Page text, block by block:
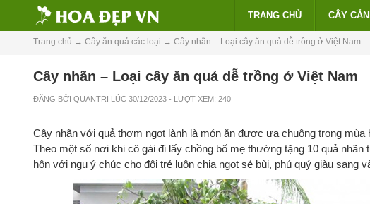
TRANG CHỦ CÂY
Trang chủ → Cây ăn quả các loại → Cây nhãn – Loại cây ăn quả dễ trồng ở Việt Nam
Cây nhãn – Loại cây ăn quả dễ trồng ở Việt Nam
ĐĂNG BỞI QUANTRI LÚC 30/12/2023 - LƯỢT XEM: 240
Cây nhãn với quả thơm ngọt lành là món ăn được ưa chuộng trong mùa
Theo một số nơi khi cô gái đi lấy chồng bố mẹ thường tặng 10 quả nhãn
hôn với ngụ ý chúc cho đôi trẻ luôn chia ngọt sẻ bùi, phú quý giàu sang